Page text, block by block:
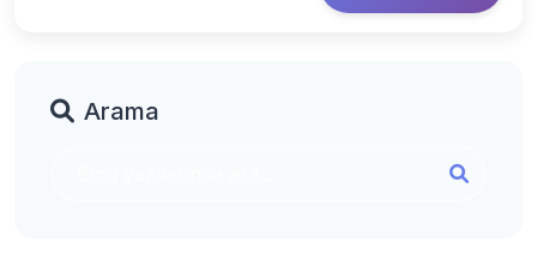
Arama